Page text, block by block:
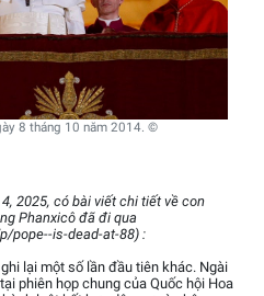
8 tháng 10 năm 2014. ©
2025, có bài viết chi tiết về con
Phanxicô đã đi qua
pope--is-dead-at-88) :
lại một số lần đầu tiên khác. Ngài
phiên họp chung của Quốc hội Hoa